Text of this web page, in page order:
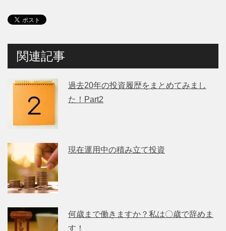
関連記事
過去20年の投資履歴をまとめてみまし
た！Part2
現在運用中の積み立て投資
何歳まで働きますか？私は〇歳で辞めま
す！